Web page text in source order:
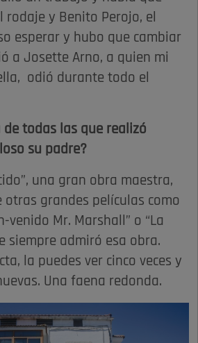
rodaje y Benito Perojo, el
esperar y hubo que cambiar
a Josette Arno, a quien mi
odió durante todo el
de todas las que realizó
su padre?
una gran obra maestra,
otras grandes películas como
venido Mr. Marshall” o “La
siempre admiró esa obra.
la puedes ver cinco veces y
Una faena redonda.